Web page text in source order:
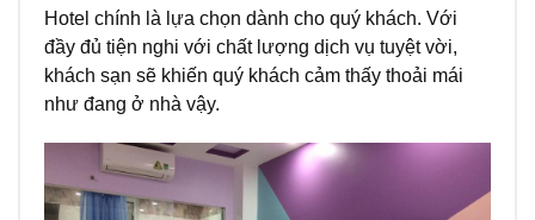
Hotel chính là lựa chọn dành cho quý khách. Với
đầy đủ tiện nghi với chất lượng dịch vụ tuyệt vời,
khách sạn sẽ khiến quý khách cảm thấy thoải mái
như đang ở nhà vậy.